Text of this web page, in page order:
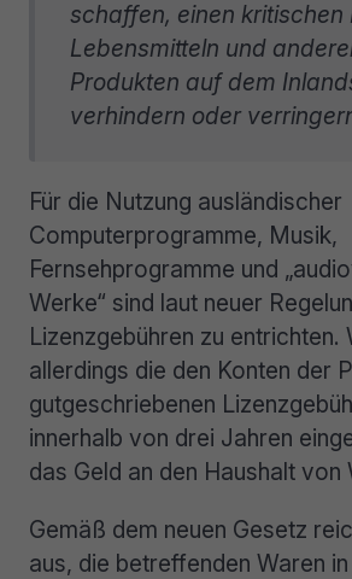
schaffen, einen kritischen
Lebensmitteln und
Produkten auf dem
verhindern oder
Für die Nutzung ausländischer
Computerprogramme, Musik,
Fernsehprogramme und
Werke“ sind laut neuer
Lizenzgebühren zu entrichten.
allerdings die den Konten der
gutgeschriebenen
innerhalb von drei Jahren
das Geld an den Haushalt von
Gemäß dem neuen Gesetz
aus, die betreffenden Waren